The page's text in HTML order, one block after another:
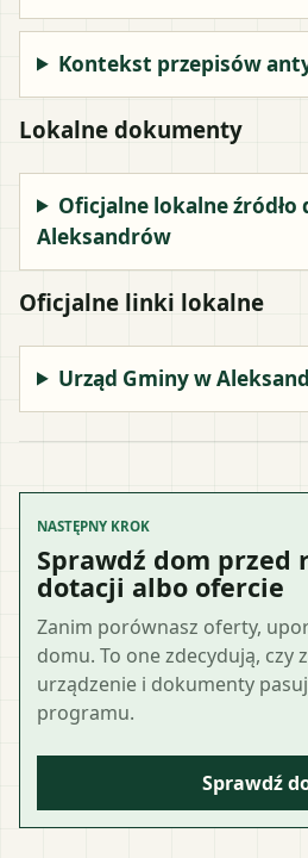
Kontekst przepisów
Lokalne dokumenty
Oficjalne lokalne źródło
Aleksandrów
Oficjalne linki lokalne
Urząd Gminy w
NASTĘPNY KROK
Sprawdź dom przed
dotacji albo ofercie
Zanim porównasz oferty,
domu. To one zdecydują, czy
urządzenie i dokumenty
programu.
Sprawdź